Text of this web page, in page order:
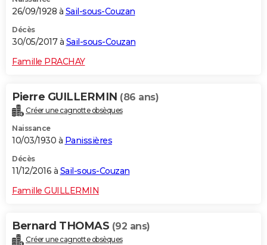
26/09/1928 à Sail-sous-Couzan
Décès
30/05/2017 à Sail-sous-Couzan
Famille PRACHAY
Pierre GUILLERMIN (86 ans)
Créer une cagnotte obsèques
Naissance
10/03/1930 à Panissières
Décès
11/12/2016 à Sail-sous-Couzan
Famille GUILLERMIN
Bernard THOMAS (92 ans)
Créer une cagnotte obsèques